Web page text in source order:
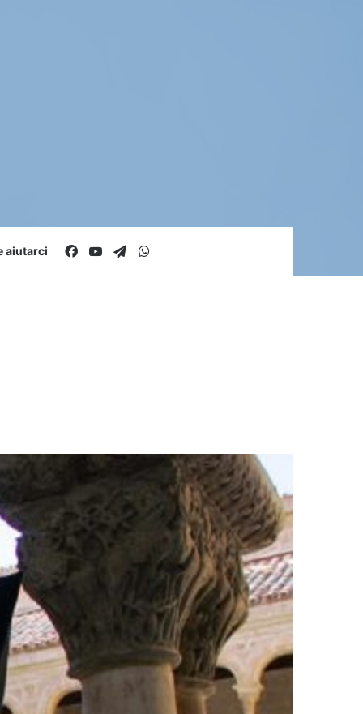
aiutarci Facebook
You TubeTelegram